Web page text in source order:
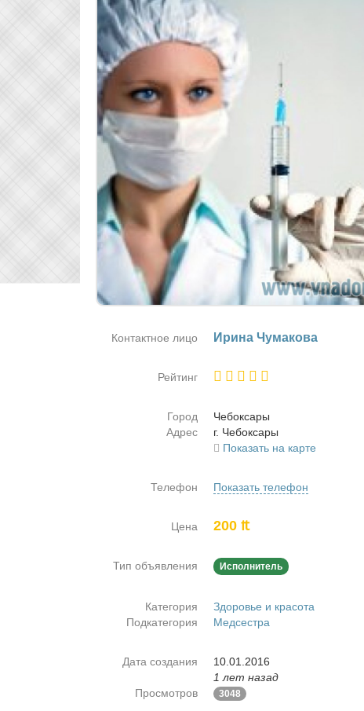
Контактное лицо Ири­на Чу­ма­ко­ва
Рейтинг
Город
Че­бок­са­ры
Адрес
г. Че­бок­са­ры
Показать на карте
Телефон Показать телефон
Цена 200 ₶
Тип объявления Исполнитель
Категория
Здоровье и красота
Подкатегория
Медсестра
Дата создания
10.01.2016
1 лет назад
Просмотров
3048